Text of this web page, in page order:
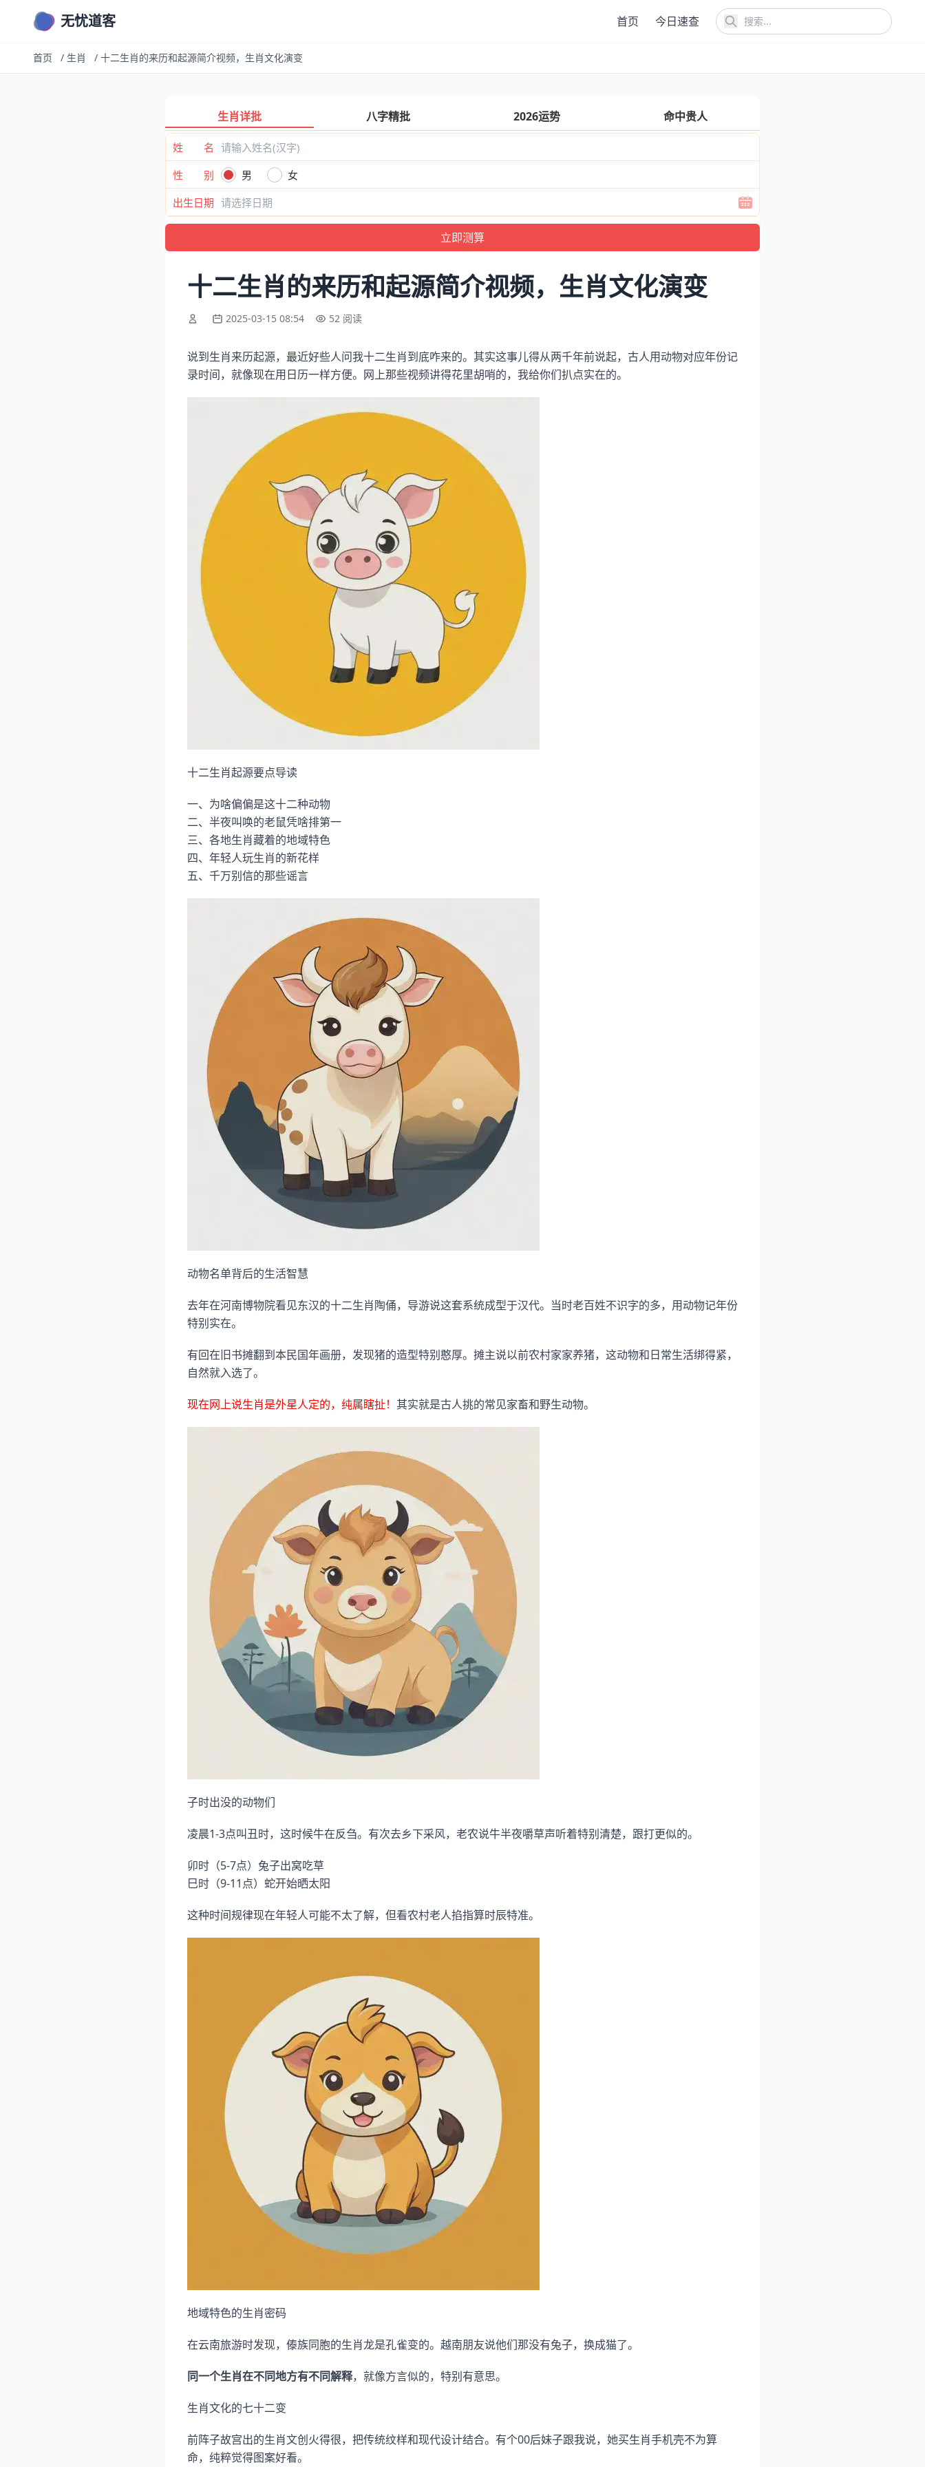
无忧道客 首页 今日速查
首页 / 生肖 / 十二生肖的来历和起源简介视频，生肖文化演变
生肖详批 八字精批 2026运势 命中贵人
姓 名
性 别
男
女
出生日期
十二生肖的来历和起源简介视频，生肖文化演变
2025-03-15 08:54 52 阅读
说到生肖来历起源，最近好些人问我十二生肖到底咋来的。其实这事儿得从两千年前说起，古人用动物对应年份记
录时间，就像现在用日历一样方便。网上那些视频讲得花里胡哨的，我给你们扒点实在的。
十二生肖起源要点导读
一、为啥偏偏是这十二种动物
二、半夜叫唤的老鼠凭啥排第一
三、各地生肖藏着的地域特色
四、年轻人玩生肖的新花样
五、千万别信的那些谣言
动物名单背后的生活智慧
去年在河南博物院看见东汉的十二生肖陶俑，导游说这套系统成型于汉代。当时老百姓不识字的多，用动物记年份
特别实在。
有回在旧书摊翻到本民国年画册，发现猪的造型特别憨厚。摊主说以前农村家家养猪，这动物和日常生活绑得紧，
自然就入选了。
现在网上说生肖是外星人定的，纯属瞎扯！ 其实就是古人挑的常见家畜和野生动物。
子时出没的动物们
凌晨1-3点叫丑时，这时候牛在反刍。有次去乡下采风，老农说牛半夜嚼草声听着特别清楚，跟打更似的。
卯时（5-7点）兔子出窝吃草
巳时（9-11点）蛇开始晒太阳
这种时间规律现在年轻人可能不太了解，但看农村老人掐指算时辰特准。
地域特色的生肖密码
在云南旅游时发现，傣族同胞的生肖龙是孔雀变的。越南朋友说他们那没有兔子，换成猫了。
同一个生肖在不同地方有不同解释，就像方言似的，特别有意思。
生肖文化的七十二变
前阵子故宫出的生肖文创火得很，把传统纹样和现代设计结合。有个00后妹子跟我说，她买生肖手机壳不为算
命，纯粹觉得图案好看。